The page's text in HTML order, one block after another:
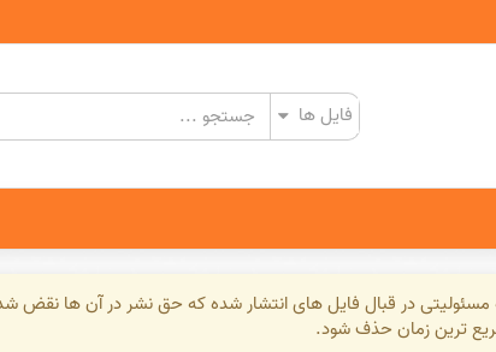
در قبال فایل های انتشار شده که حق نشر در آن ها نقض
سریع ترین زمان حذف شود.